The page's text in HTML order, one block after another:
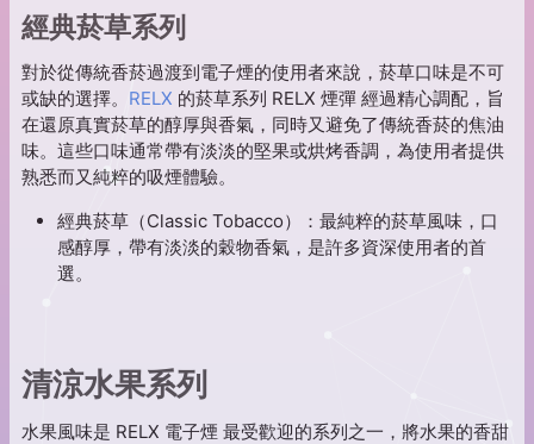
經典菸草系列
對於從傳統香菸過渡到電子煙的使用者來說，菸草口味是不可
或缺的選擇。 RELX 的菸草系列 RELX 煙彈 經過精心調配，旨
在還原真實菸草的醇厚與香氣，同時又避免了傳統香菸的焦油
味。這些口味通常帶有淡淡的堅果或烘烤香調，為使用者提供
熟悉而又純粹的吸煙體驗。
經典菸草（Classic Tobacco）：最純粹的菸草風味，口
感醇厚，帶有淡淡的穀物香氣，是許多資深使用者的首
選。
清涼水果系列
水果風味是 RELX 電子煙 最受歡迎的系列之一，將水果的香甜